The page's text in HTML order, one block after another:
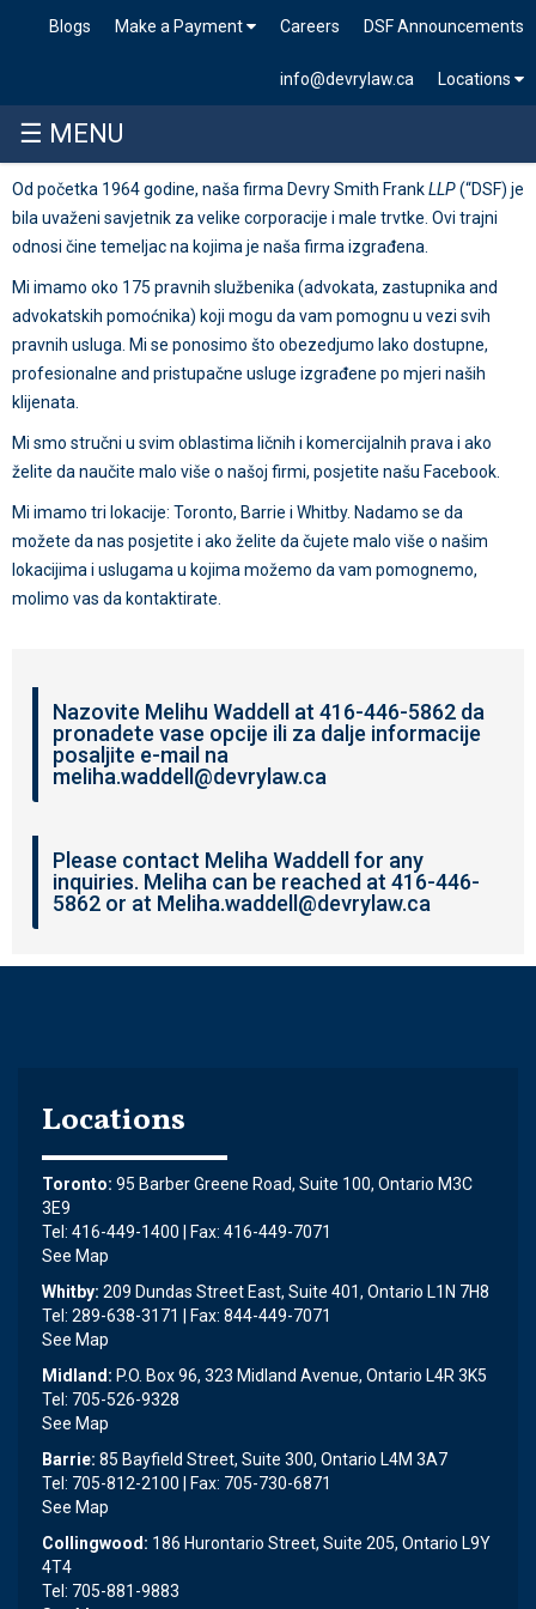
DSF Announcements
Careers
Make a Payment
Blogs
Locations
info@devrylaw.ca
☰ MENU
Od početka 1964 godine, naša firma Devry Smith FrankLLP(“DSF) je
bila uvaženi savjetnik za velike corporacije i male trvtke. Ovi trajni
odnosi čine temeljac na kojima je naša firma izgrađena.
Mi imamo oko 175 pravnih službenika (advokata, zastupnika and
advokatskih pomoćnika) koji mogu da vam pomognu u vezi svih
pravnih usluga. Mi se ponosimo što obezedjumo lako dostupne,
profesionalne and pristupačne usluge izgrađene po mjeri naših
klijenata.
Mi smo stručni u svim oblastima ličnih i komercijalnih prava i ako
želite da naučite malo više o našoj firmi, posjetite našu Facebook.
Mi imamo tri lokacije: Toronto, Barrie i Whitby. Nadamo se da
možete da nas posjetite i ako želite da čujete malo više o našim
lokacijima i uslugama u kojima možemo da vam pomognemo,
molimo vas da kontaktirate.
Nazovite Melihu Waddell at 416-446-5862 da
pronadete vase opcije ili za dalje informacije
posaljite e-mail na
meliha.waddell@devrylaw.ca
Please contact Meliha Waddell for any
inquiries. Meliha can be reached at 416-446-
5862 or at Meliha.waddell@devrylaw.ca
Locations
Toronto: 95 Barber Greene Road, Suite 100, Ontario M3C
3E9
Tel: 416-449-1400 | Fax: 416-449-7071
See Map
Whitby: 209 Dundas Street East, Suite 401, Ontario L1N 7H8
Tel: 289-638-3171 | Fax: 844-449-7071
See Map
Midland: P.O. Box 96, 323 Midland Avenue, Ontario L4R 3K5
Tel: 705-526-9328
See Map
Barrie: 85 Bayfield Street, Suite 300, Ontario L4M 3A7
Tel: 705-812-2100 | Fax: 705-730-6871
See Map
Collingwood: 186 Hurontario Street, Suite 205, Ontario L9Y
4T4
Tel: 705-881-9883